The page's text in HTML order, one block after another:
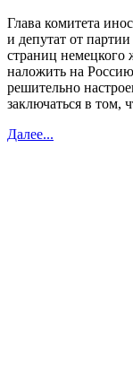
Глава комитета
и депутат от
страниц немецкого
наложить на
решительно
заключаться в том,
Далее...